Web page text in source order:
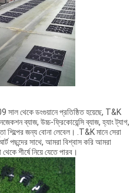
সাল থেকে ডংগুয়ানে প্রতিষ্ঠিত হয়েছে, T&K
ব্যাজ, উচ্চ-ফ্রিকোয়েন্সি ব্যাজ, হ্যাং ট্যাগ,
শিল্পের জন্য বোনা লেবেল। .T&K মানে সেরা
পছন্দের সাথে, আমরা বিশ্বাস করি আমরা
শীর্ষে নিয়ে যেতে পারব।